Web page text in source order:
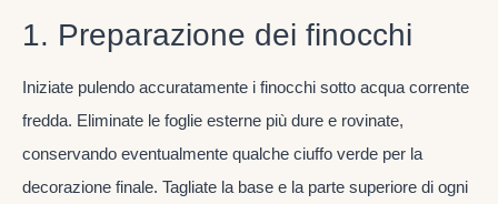
1. Preparazione dei finocchi
Iniziate pulendo accuratamente i finocchi sotto acqua corrente
fredda. Eliminate le foglie esterne più dure e rovinate,
conservando eventualmente qualche ciuffo verde per la
decorazione finale. Tagliate la base e la parte superiore di ogni